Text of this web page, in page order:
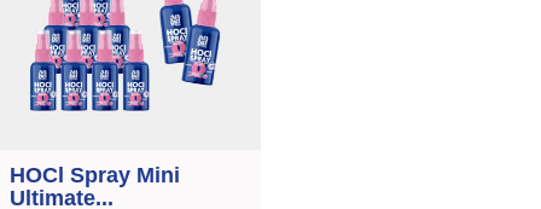
HOCl Spray Mini
Ultimate...